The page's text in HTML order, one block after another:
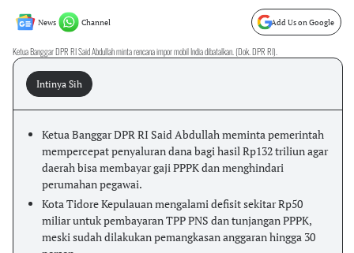
News Channel Add Us on Google
Ketua Banggar DPR RI Said Abdullah minta rencana impor mobil India dibatalkan. (Dok. DPR RI).
Intinya Sih
Ketua Banggar DPR RI Said Abdullah meminta pemerintah
mempercepat penyaluran dana bagi hasil Rp132 triliun agar
daerah bisa membayar gaji PPPK dan menghindari
perumahan pegawai.
Kota Tidore Kepulauan mengalami defisit sekitar Rp50
miliar untuk pembayaran TPP PNS dan tunjangan PPPK,
meski sudah dilakukan pemangkasan anggaran hingga 30